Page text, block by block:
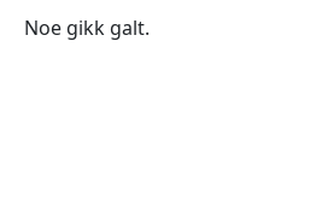
Noe gikk galt.